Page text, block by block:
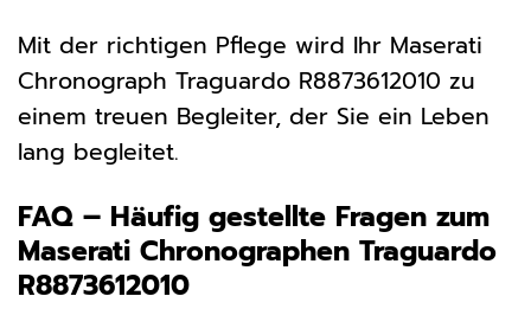
Mit der richtigen Pflege wird Ihr Maserati
Chronograph Traguardo R8873612010 zu
einem treuen Begleiter, der Sie ein Leben
lang begleitet.
FAQ – Häufig gestellte Fragen zum
Maserati Chronographen Traguardo
R8873612010